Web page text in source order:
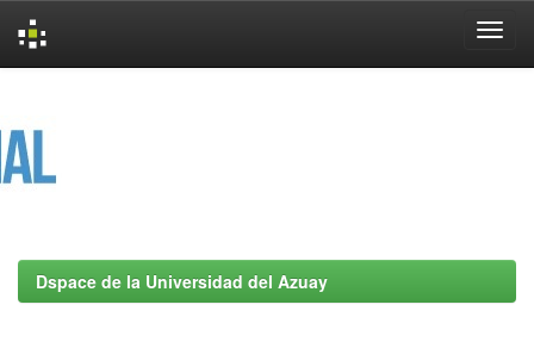
Dspace de la Universidad del Azuay